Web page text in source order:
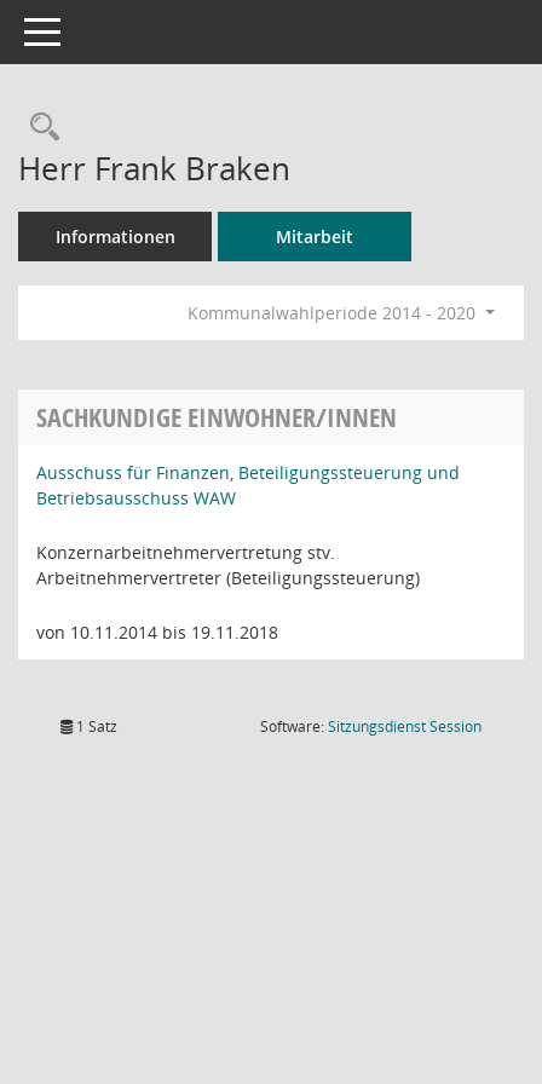
Toggle navigation
Rechercheauswahl
Herr Frank Braken
Informationen Mitarbeit
Kommunalwahlperiode 2014 - 2020
SACHKUNDIGE EINWOHNER/INNEN
Ausschuss für Finanzen, Beteiligungssteuerung und
Betriebsausschuss WAW
Konzernarbeitnehmervertretung stv.
Arbeitnehmervertreter (Beteiligungssteuerung)
von 10.11.2014 bis 19.11.2018
1 Satz Software:SitzungsdienstSession(Wird in